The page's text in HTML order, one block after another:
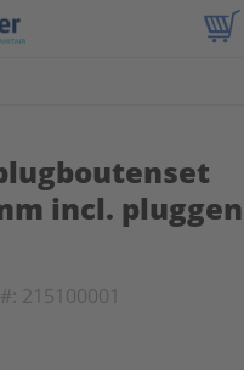
incl. pluggen
215100001